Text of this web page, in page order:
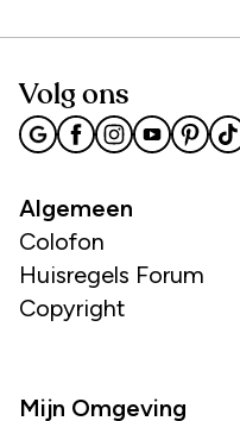
Volg ons
Algemeen
Colofon
Huisregels Forum
Copyright
Mijn Omgeving